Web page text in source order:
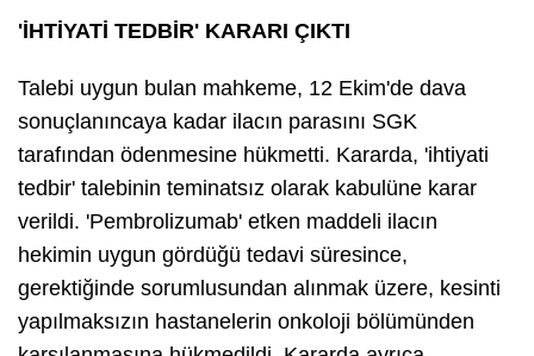
'İHTİYATİ TEDBİR' KARARI ÇIKTI
Talebi uygun bulan mahkeme, 12 Ekim'de dava
sonuçlanıncaya kadar ilacın parasını SGK
tarafından ödenmesine hükmetti. Kararda, 'ihtiyati
tedbir' talebinin teminatsız olarak kabulüne karar
verildi. 'Pembrolizumab' etken maddeli ilacın
hekimin uygun gördüğü tedavi süresince,
gerektiğinde sorumlusundan alınmak üzere, kesinti
yapılmaksızın hastanelerin onkoloji bölümünden